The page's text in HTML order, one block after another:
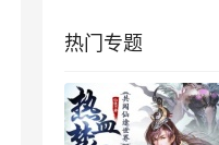
热门专题